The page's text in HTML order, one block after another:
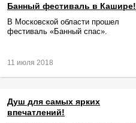
Банный фестиваль в Кашире!
В Московской области прошел
фестиваль «Банный спас».
11 июля 2018
Душ для самых ярких
впечатлений!